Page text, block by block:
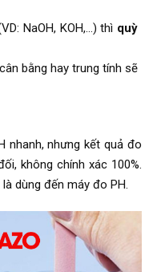
NaOH, KOH,…) thì quỳ
bằng hay trung tính sẽ
nhanh, nhưng kết quả đo
không chính xác 100%.
dùng đến máy đo PH.